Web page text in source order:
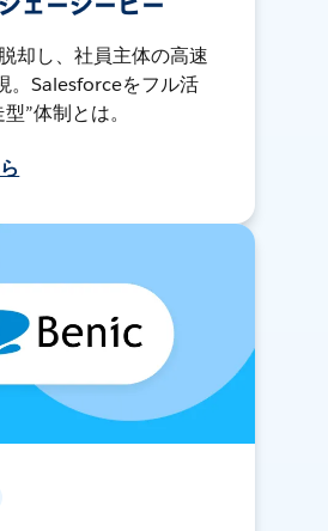
ェーシービー
却し、社員主体の高速
。Salesforceをフル活
”体制とは。